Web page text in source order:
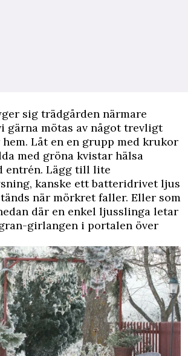
sig trädgården närmare
gärna mötas av något trevligt
Låt en en grupp med krukor
med gröna kvistar hälsa
entrén. Lägg till lite
kanske ett batteridrivet ljus
när mörkret faller. Eller som
där en enkel ljusslinga letar
girlangen i portalen över